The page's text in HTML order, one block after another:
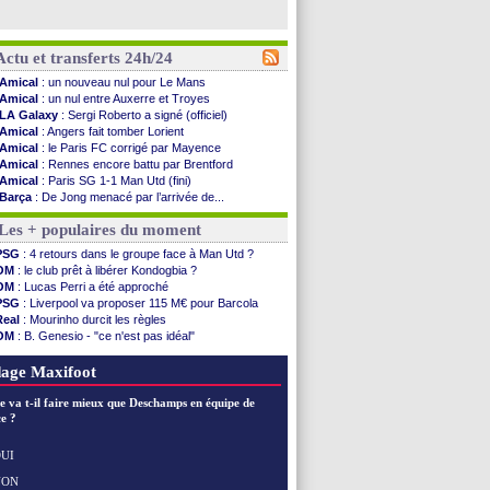
et transferts 24h/24
Amical : un nouveau nul pour Le Mans
Amical : un nul entre Auxerre et Troyes
LA Galaxy : Sergi Roberto a signé (officiel)
Amical : Angers fait tomber Lorient
Amical : le Paris FC corrigé par Mayence
Amical : Rennes encore battu par Brentford
Amical : Paris SG 1-1 Man Utd (fini)
Barça : De Jong menacé par l’arrivée de...
Atletico: Simeone ferme la porte pour Alvarez
Amical : Lens battu par Sunderland avant le ...
Nottingham: O. Diomande arrive pour 40 M€
Amical : Strasbourg s'incline encore
Amical: Lille s'impose à Hambourg
Lens: Ganiou prolongé jusqu'en 2030 (officiel)
OM : le PSG, les précisions de Benatia
Amical: Paris SG-Man Utd, les compos
Amical: Chelsea corrige l'AC Milan
Amical: l'Inter s'offre la Juventus
Monaco: Camara a la cote en Angleterre
Amical
PSG
+ populaires du moment
: 4 retours dans le groupe face à Man Utd ?
: le club prêt à libérer Kondogbia ?
: Lucas Perri a été approché
: Liverpool va proposer 115 M€ pour Barcola
: Mourinho durcit les règles
: B. Genesio - "ce n'est pas idéal"
: prison avec sursis requis contre un arbitre
Maxifoot
va t-il faire mieux que Deschamps en équipe de
?